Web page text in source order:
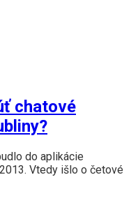
chatové
do aplikácie
Vtedy išlo o četové